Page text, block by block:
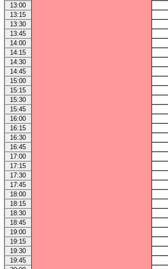
13:00
13:15
13:30
13:45
14:00
14:15
14:30
14:45
15:00
15:15
15:30
15:45
16:00
16:15
16:30
16:45
17:00
17:15
17:30
17:45
18:00
18:15
18:30
18:45
19:00
19:15
19:30
19:45